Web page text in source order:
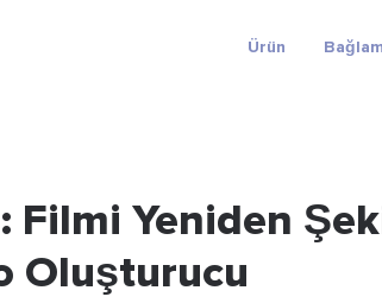
Ürün
Filmi Yeniden
Oluşturucu